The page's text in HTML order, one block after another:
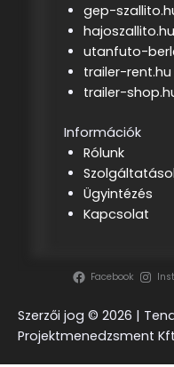
gep-
hajoszallito.hu
utanfuto-
trailer-rent.hu
trailer-
Információk
Rólunk
Ügyintézés
Kapcsolat
Facebook
Szerzői jog © 2026 |
Projektmenedzsment